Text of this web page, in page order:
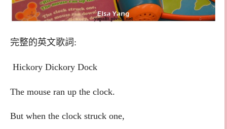
完整的英文歌詞:
Hickory Dickory Dock
The mouse ran up the clock.
But when the clock struck one,